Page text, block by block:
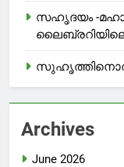
സഹൃദയം -
Archives
June 2026